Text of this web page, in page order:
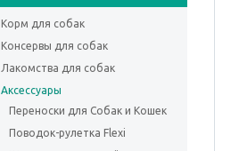
Корм для собак
Консервы для собак
Лакомства для собак
Аксессуары
Переноски для Собак и Кошек
Поводок-рулетка Flexi